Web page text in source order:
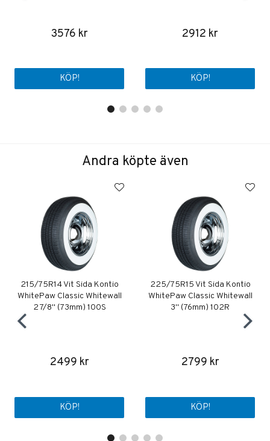
3576 kr
KÖP!
2912 kr
KÖP!
Andra köpte även
215/75R14 Vit Sida Kontio
WhitePaw Classic Whitewall
2 7/8" (73mm) 100S
2499 kr
KÖP!
225/75R15 Vit Sida Kontio
WhitePaw Classic Whitewall
3" (76mm) 102R
2799 kr
KÖP!